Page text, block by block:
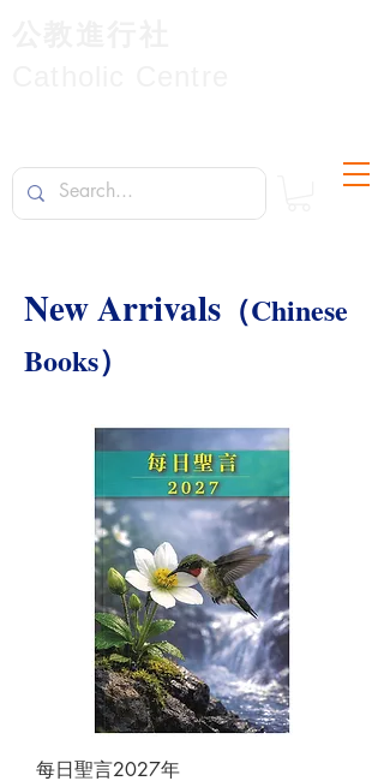
New Arrivals （Chinese
Books）
每日聖言2027年